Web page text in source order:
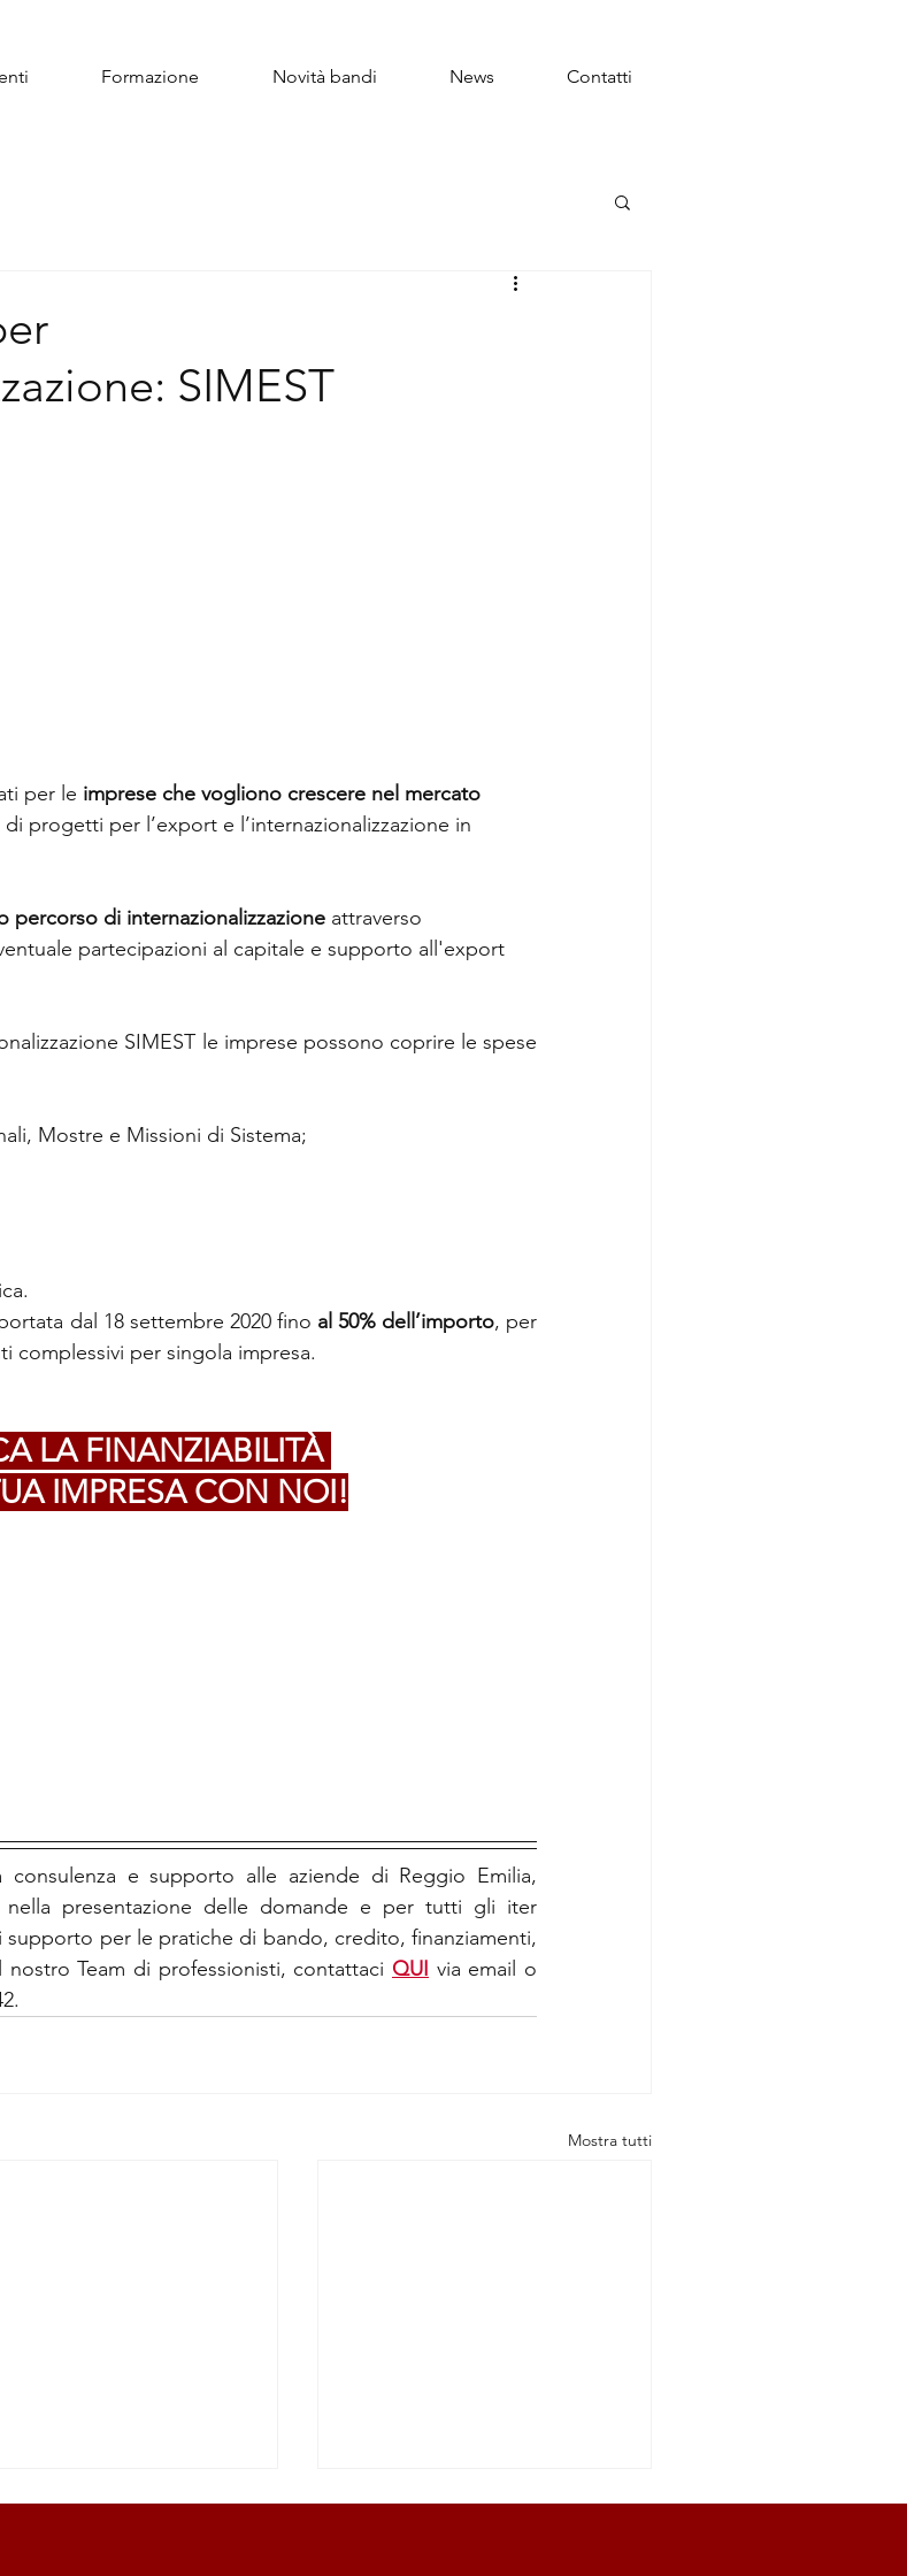
Formazione Novità bandi News Contatti
SIMEST
per le imprese che vogliono crescere nel mercato
progetti per l’export e l’internazionalizzazione in
percorso di internazionalizzazione attraverso
partecipazioni al capitale e supporto all'export
SIMEST le imprese possono coprire le spese
Mostre e Missioni di Sistema;
dal 18 settembre 2020 fino al 50% dell’importo, per
complessivi per singola impresa.
LA FINANZIABILITÀ
IMPRESA CON NOI!
e supporto alle aziende di Reggio Emilia,
nella presentazione delle domande e per tutti gli iter
supporto per le pratiche di bando, credito, finanziamenti,
Team di professionisti, contattaci QUI via email o
Mostra tutti